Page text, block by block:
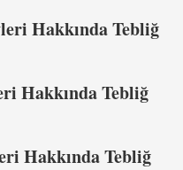
Hakkında Tebliğ
Hakkında Tebliğ
Hakkında Tebliğ